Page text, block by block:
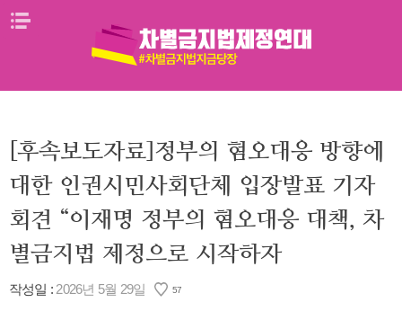
Skip
[후속보도자료]정부의 혐오대응 방향에
대한 인권시민사회단체 입장발표 기자
회견 “이재명 정부의 혐오대응 대책, 차
별금지법 제정으로 시작하자
작성일 : 2026년 5월 29일 57